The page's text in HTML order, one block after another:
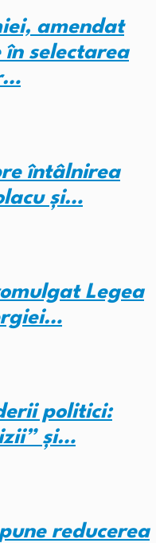
amendat
selectarea
întâlnirea
și…
Legea
politici:
și…
reducerea